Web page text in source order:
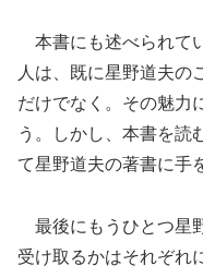
本書にも述べられて
人は、既に星野道夫の
だけでなく。その魅力
う。しかし、本書を読
て星野道夫の著書に手
最後にもうひとつ星
受け取るかはそれぞれ